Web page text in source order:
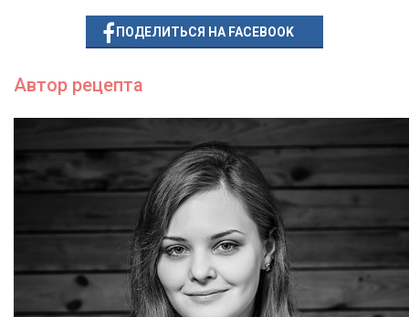
ПОДЕЛИТЬСЯ НА FACEBOOK
Автор рецепта